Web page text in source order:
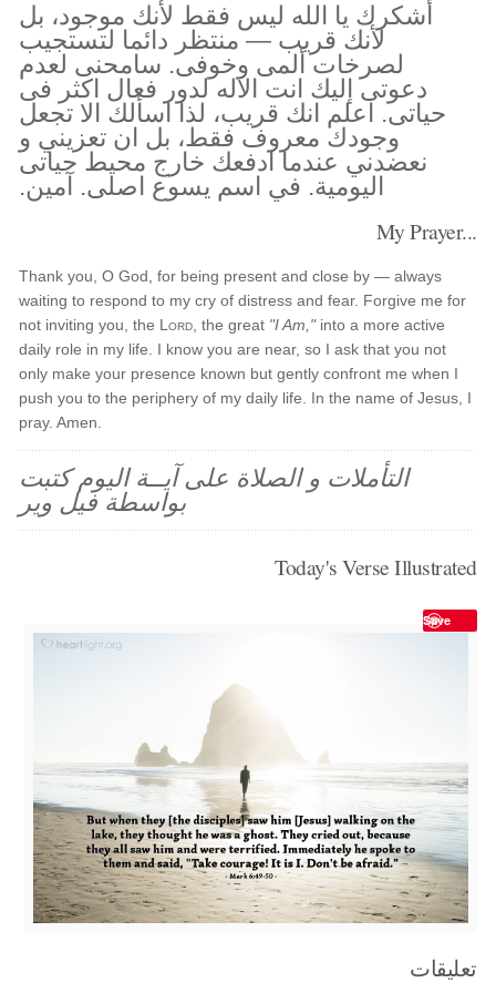
أشكرك يا الله ليس فقط لأنك موجود، بل
لأنك قريب — منتظر دائما لتستجيب
لصرخات ألمى وخوفى. سامحنى لعدم
دعوتى إليك انت الاله لدور فعال اكثر فى
حياتى. اعلم انك قريب، لذا اسألك الا تجعل
وجودك معروف فقط، بل ان تعزيني و
نعضدني عندما ادفعك خارج محيط حياتى
اليومية. في اسم يسوع اصلى. آمين.
My Prayer...
Thank you, O God, for being present and close by — always
waiting to respond to my cry of distress and fear. Forgive me for
not inviting you, the Lord , the great "I Am,"into a more active
daily role in my life. I know you are near, so I ask that you not
only make your presence known but gently confront me when I
push you to the periphery of my daily life. In the name of Jesus, I
pray. Amen.
التأملات و الصلاة على آيــة اليوم كتبت
بواسطة فيل وير
Today's Verse Illustrated
Save
تعليقات